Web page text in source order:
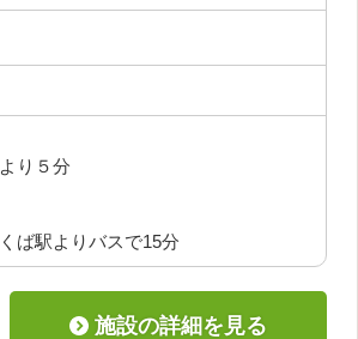
り５分
ば駅よりバスで15分
施設の詳細を見る